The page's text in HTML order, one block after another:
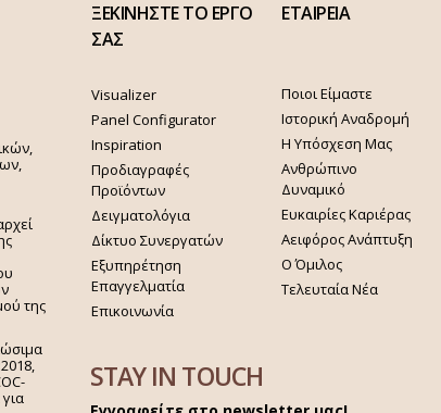
της
ΞΕΚΙΝΗΣΤΕ ΤΟ ΕΡΓΟ
ΣΑΣ
Visualizer
Panel Configurator
Inspiration
Προδιαγραφές
Προϊόντων
Δειγματολόγια
Δίκτυο Συνεργατών
Εξυπηρέτηση
Επαγγελματία
Επικοινωνία
ΕΤΑΙΡΕΙΑ
Ποιοι Είμαστε
Ιστορική Αναδρομή
Η Υπόσχεση Μας
Ανθρώπινο
Δυναμικό
Ευκαιρίες Καριέρας
Αειφόρος Ανάπτυξη
Ο Όμιλος
Τελευταία Νέα
STAY IN TOUCH